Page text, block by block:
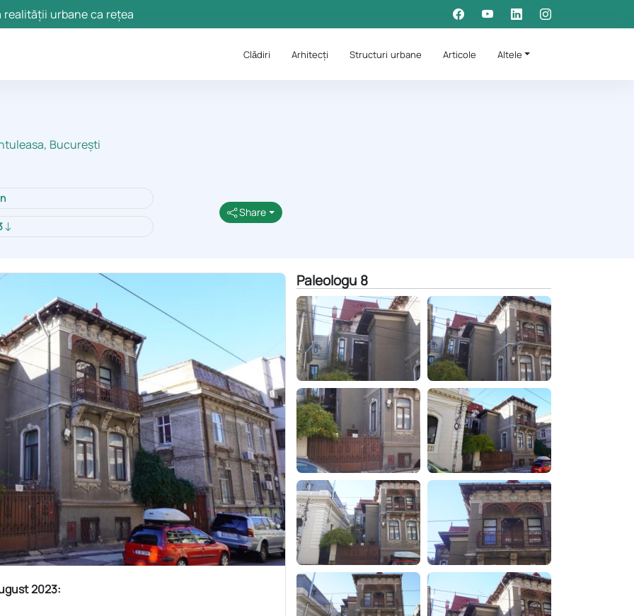
urbane ca rețea
Clǎdiri Arhitecți Structuri urbane Articole Altele
București
Share
2023:
Paleologu 8